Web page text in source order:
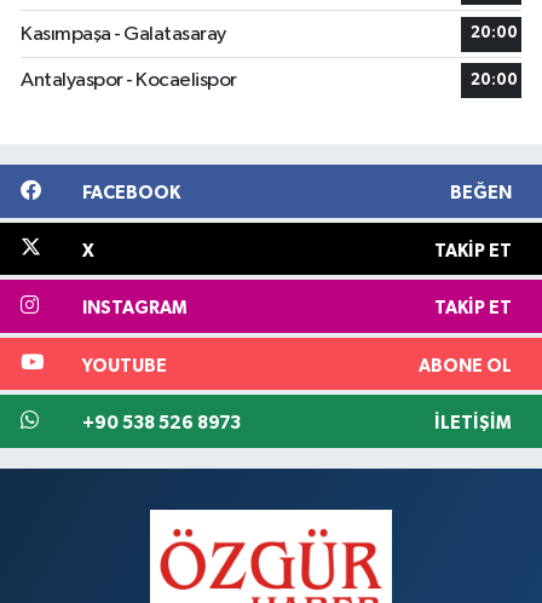
Kasımpaşa - Galatasaray 20:00
Antalyaspor - Kocaelispor 20:00
FACEBOOK BEĞEN
X TAKIP ET
INSTAGRAM TAKIP ET
YOUTUBE ABONE OL
+90 538 526 8973 İLETIŞIM